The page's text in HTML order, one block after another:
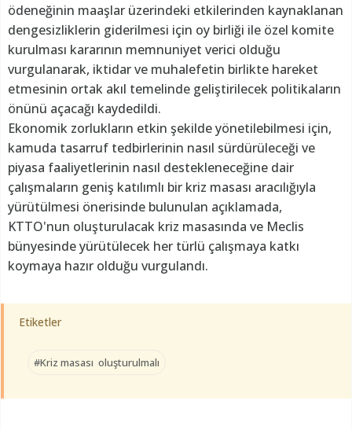
ödeneğinin maaşlar üzerindeki etkilerinden kaynaklanan
dengesizliklerin giderilmesi için oy birliği ile özel komite
kurulması kararının memnuniyet verici olduğu
vurgulanarak, iktidar ve muhalefetin birlikte hareket
etmesinin ortak akıl temelinde geliştirilecek politikaların
önünü açacağı kaydedildi.
Ekonomik zorlukların etkin şekilde yönetilebilmesi için,
kamuda tasarruf tedbirlerinin nasıl sürdürüleceği ve
piyasa faaliyetlerinin nasıl destekleneceğine dair
çalışmaların geniş katılımlı bir kriz masası aracılığıyla
yürütülmesi önerisinde bulunulan açıklamada,
KTTO'nun oluşturulacak kriz masasında ve Meclis
bünyesinde yürütülecek her türlü çalışmaya katkı
koymaya hazır olduğu vurgulandı.
Etiketler
#Kriz masası oluşturulmalı